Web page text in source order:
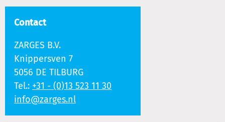
Contact
ZARGES B.V.
Knippersven 7
5056 DE TILBURG
Tel.: +31 - (0)13 523 11 30
info@zarges.nl